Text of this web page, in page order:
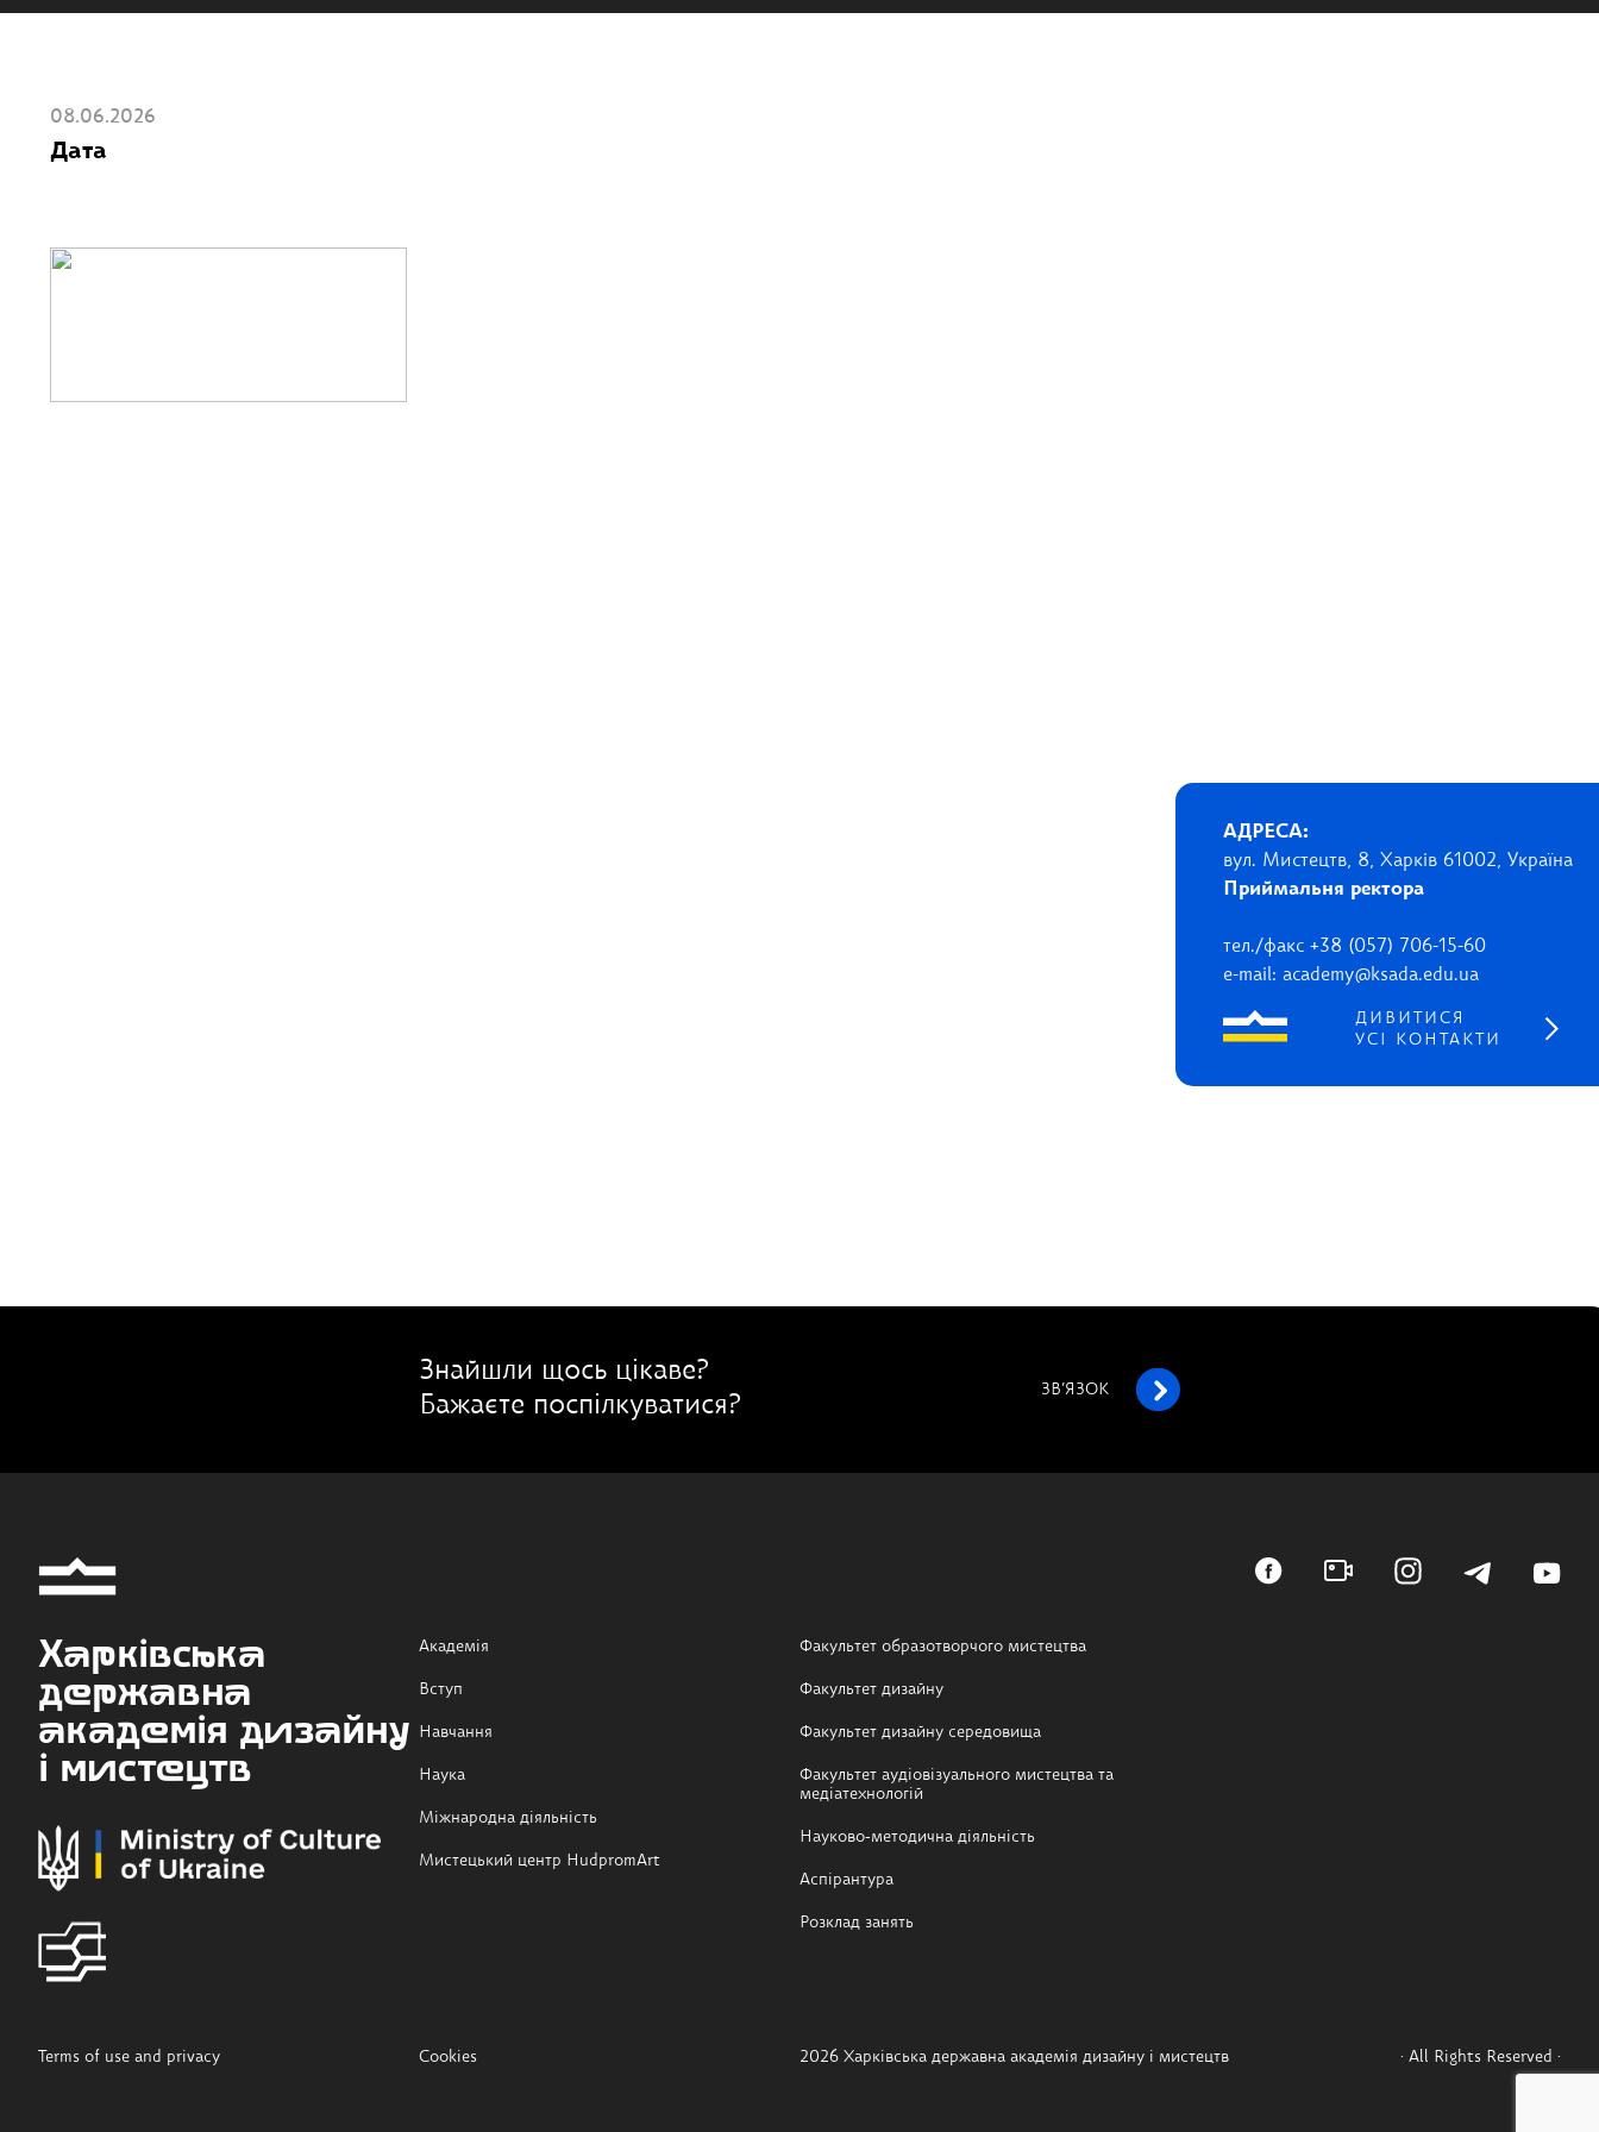
08.06.2026
Дата
АДРЕСА:
вул. Мистецтв, 8, Харків 61002, Україна
Приймальня ректора
тел./факс +38 (057) 706-15-60
e-mail: academy@ksada.edu.ua
ДИВИТИСЯ
УСІ КОНТАКТИ
Знайшли щось цікаве?
Бажаєте поспілкуватися?
ЗВ’ЯЗОК
Харківська
державна
академія дизайну
і мистецтв
Академія
Вступ
Навчання
Наука
Міжнародна діяльність
Мистецький центр HudpromArt
Факультет образотворчого мистецтва
Факультет дизайну
Факультет дизайну середовища
Факультет аудіовізуального мистецтва та
медіатехнологій
Науково-методична діяльність
Аспірантура
Розклад занять
Terms of use and privacy Cookies 2026 Харківська державна академія дизайну і мистецтв · All Rights Reserved ·